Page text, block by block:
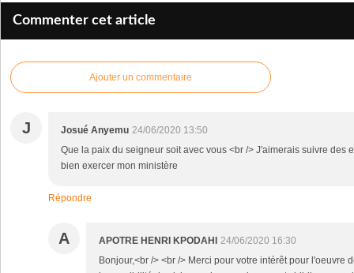
Commenter cet article
Ajouter un commentaire
J Josué Anyemu 24/06/2020 13:50
Que la paix du seigneur soit avec vous <br /> J'aimerais suivre des
bien exercer mon ministère
Répondre
A APOTRE HENRI KPODAHI
24/06/2020 16:30
Bonjour,<br /> <br /> Merci pour votre intérêt pour l'oeuvre